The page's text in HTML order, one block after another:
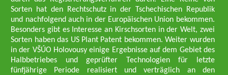
Sorten hat den Rechtschutz in der Tschechischen Republik
und nachfolgend auch in der Europäischen Union bekommen.
Besonders gibt es Interesse an Kirschsorten in der Welt, zwei
Sorten haben das US Plant Patent bekommen. Weiter wurden
in der VŠÚO Holovousy einige Ergebnisse auf dem Gebiet des
Halbbetriebes und geprüfter Technologien für letzte
fünfjährige Periode realisiert und verträglich an den